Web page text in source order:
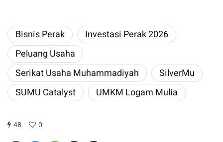
​Bisnis Perak
​Investasi Perak 2026
Peluang Usaha
Serikat Usaha Muhammadiyah
​SilverMu
SUMU Catalyst
UMKM ​Logam Mulia
48 0